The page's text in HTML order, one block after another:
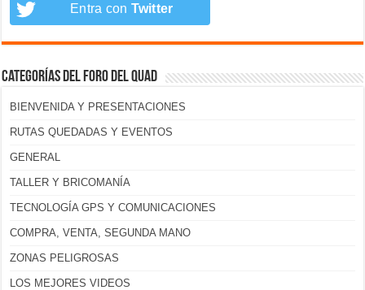
Entra con Twitter
Categorías del foro del Quad
BIENVENIDA Y PRESENTACIONES
RUTAS QUEDADAS Y EVENTOS
GENERAL
TALLER Y BRICOMANÍA
TECNOLOGÍA GPS Y COMUNICACIONES
COMPRA, VENTA, SEGUNDA MANO
ZONAS PELIGROSAS
LOS MEJORES VIDEOS